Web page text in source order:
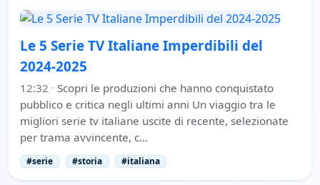
Le 5 Serie TV Italiane Imperdibili del
2024-2025
12:32 · Scopri le produzioni che hanno conquistato
pubblico e critica negli ultimi anni Un viaggio tra le
migliori serie tv italiane uscite di recente, selezionate
per trama avvincente, c…
#serie #storia #italiana